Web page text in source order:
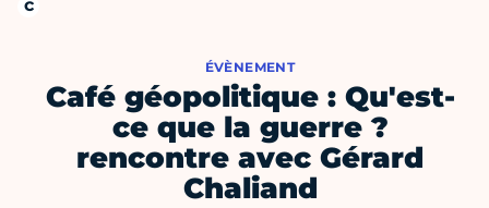
ÉVÈNEMENT
Café géopolitique : Qu'est-
ce que la guerre ?
rencontre avec Gérard
Chaliand